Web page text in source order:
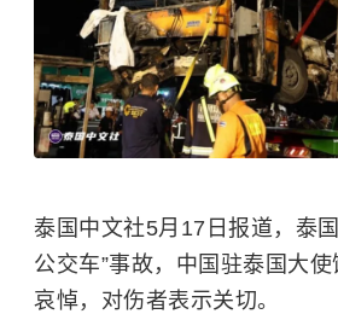
泰国中文社5月17日报道，泰
公交车”事故，中国驻泰国大
哀悼，对伤者表示关切。